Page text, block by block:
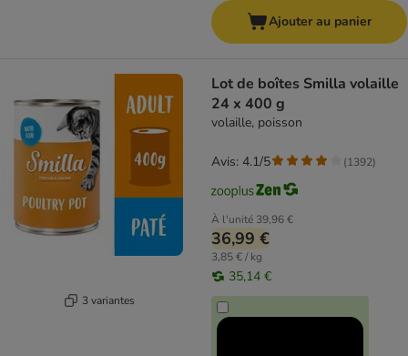
Ajouter au panier
3 variantes
Lot de boîtes Smilla volaille
24 x 400 g
volaille, poisson
À l'unité 39,96 €
36,99 €
3,85 € / kg
35,14 €
Avis: 4.1/5 (1392)